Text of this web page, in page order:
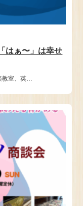
はぁ〜」は幸せ
教室、英…